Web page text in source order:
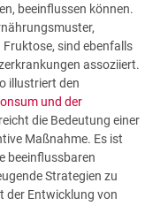
beeinflussen können.
sind ebenfalls
assoziiert.
illustriert den
und der
die Bedeutung einer
Maßnahme. Es ist
beeinflussbaren
Strategien zu
der Entwicklung von